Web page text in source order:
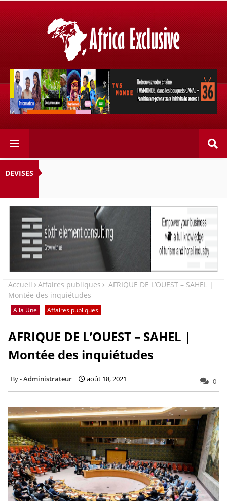
Retrouvez votre chaîne @TV5MONDE, dans les bouquets
CANAL+ 36 . Fandaharam-potoana tsara indrindra ho
anareo!
DEVISES
Accueil Affaires publiques
AFRIQUE DE L’OUEST – SAHEL |
Montée des inquiétudes
A la Une Affaires publiques
AFRIQUE DE L’OUEST – SAHEL |
Montée des inquiétudes
Administrateur août 18, 2021 0